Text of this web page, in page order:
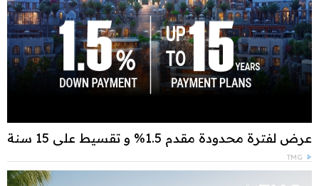
عرض لفترة محدودة مقدم 1.5% و تقسيط علي 15 سنة
TMG